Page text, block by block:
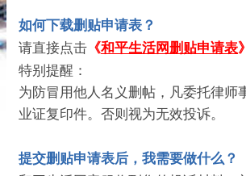
如何下载删贴申请表？
请直接点击 《和平生活网删贴申请表》
特别提醒：
为防冒用他人名义删帖，凡委托律
业证复印件。否则视为无效投诉。
提交删贴申请表后，我需要做什么？